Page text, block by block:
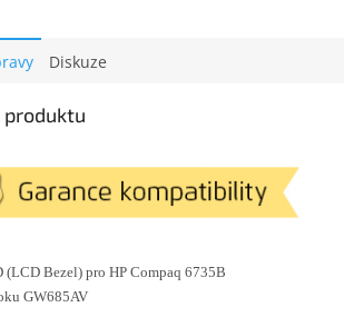
Diskuze
produktu
(LCD Bezel) pro HP Compaq 6735B
GW685AV